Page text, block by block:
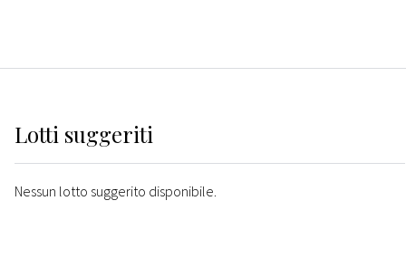
Lotti suggeriti
Nessun lotto suggerito disponibile.